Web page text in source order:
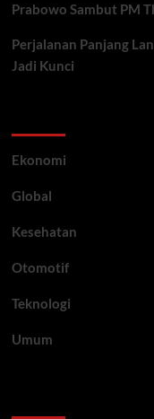
Prabowo Sambut PM
Perjalanan Panjang
Jadi Kunci
Ekonomi
Global
Kesehatan
Otomotif
Teknologi
Umum